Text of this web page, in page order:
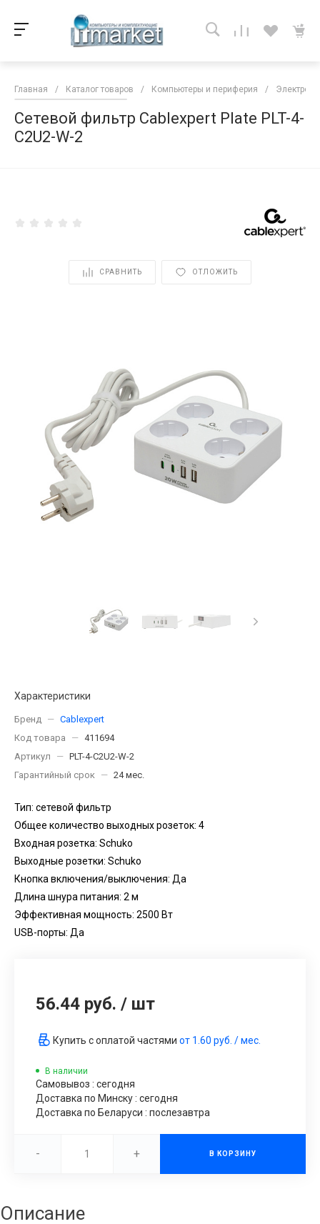
Главная / Каталог товаров / Компьютеры и периферия /
Сетевой фильтр Cablexpert Plate PLT-4-
C2U2-W-2
СРАВНИТЬ ОТЛОЖИТЬ
Характеристики
Бренд — Cablexpert
Код товара
— 411694
Артикул
— PLT-4-C2U2-W-2
Гарантийный срок
— 24 мес.
Тип: сетевой фильтр
Общее количество выходных розеток: 4
Входная розетка: Schuko
Выходные розетки: Schuko
Кнопка включения/выключения: Да
Длина шнура питания: 2 м
Эффективная мощность: 2500 Вт
USB-порты: Да
56.44 руб. / шт
Купить с оплатой частями от 1.60 руб. / мес.
В наличии
Самовывоз : сегодня
Доставка по Минску : сегодня
Доставка по Беларуси : послезавтра
- + В КОРЗИНУ
Описание